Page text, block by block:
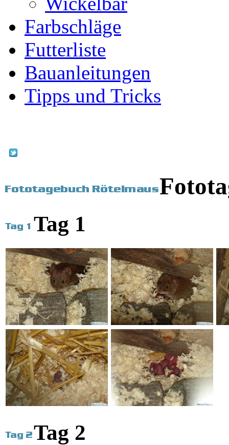
Farbschläge
Futterliste
Bauanleitungen
Tipps und Tricks
Tag 1
Tag 2